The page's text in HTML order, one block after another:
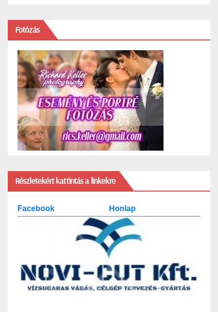
Fotózás
Részletekért kattintás a linkekre
Facebook Honlap